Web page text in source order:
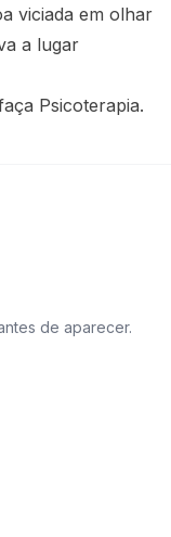
viciada em olhar
a lugar
Psicoterapia.
de aparecer.